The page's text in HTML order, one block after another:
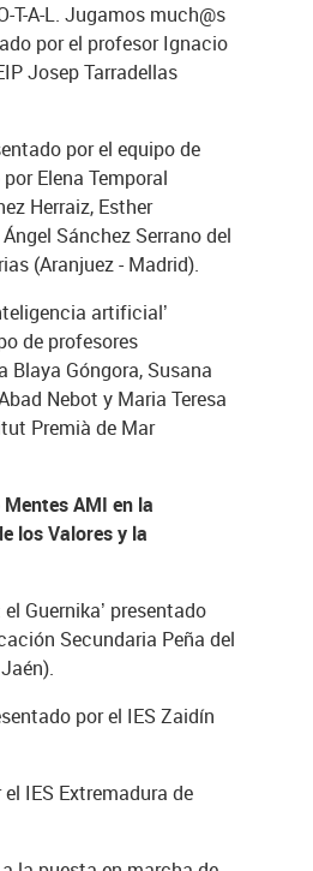
T-A-L. Jugamos much@s
por el profesor Ignacio
Josep Tarradellas
por el equipo de
Elena Temporal
Herraiz, Esther
Sánchez Serrano del
(Aranjuez - Madrid).
artificial’
de profesores
Blaya Góngora, Susana
Nebot y Maria Teresa
Premià de Mar
AMI en la
los Valores y la
Guernika’ presentado
Secundaria Peña del
por el IES Zaidín
el IES Extremadura de